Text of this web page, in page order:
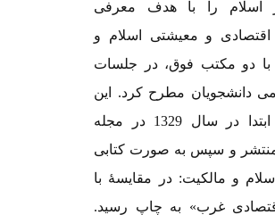
اسلام را با هدف معرفی
اقتصادی و معیشتی اسلام و
با دو مکتب فوق، در جلسات
دانشجویان مطرح کرد. این
سخنرانی‌ها ابتدا در سال 1329 در مجله
و سپس به صورت کتابی
و مالکیت: در مقایسۀ با
غرب» به چاپ رسید.